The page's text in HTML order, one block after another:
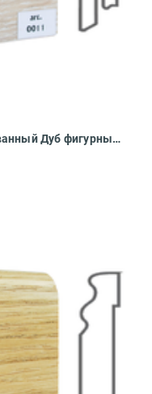
11 Плинтус Finitura Dekor Шпонированный Дуб фигурный 2400x100x19